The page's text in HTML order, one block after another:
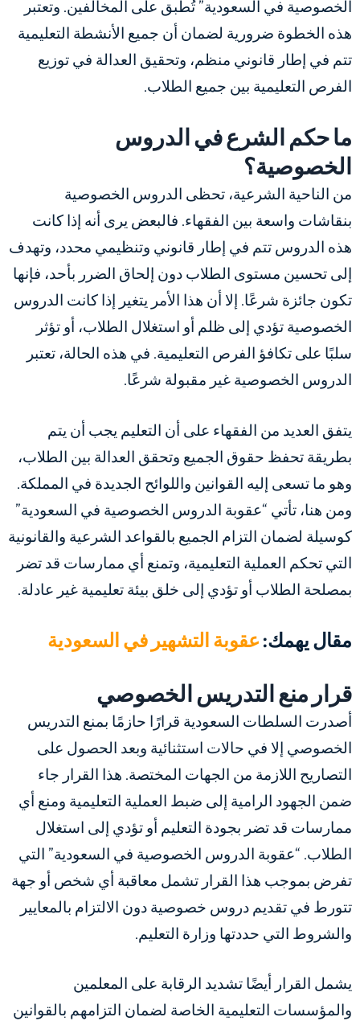
الخصوصية في السعودية” تُطبق على المخالفين. وتعتبر
هذه الخطوة ضرورية لضمان أن جميع الأنشطة التعليمية
تتم في إطار قانوني منظم، وتحقيق العدالة في توزيع
الفرص التعليمية بين جميع الطلاب.
ما حكم الشرع في الدروس
الخصوصية؟
من الناحية الشرعية، تحظى الدروس الخصوصية
بنقاشات واسعة بين الفقهاء. فالبعض يرى أنه إذا كانت
هذه الدروس تتم في إطار قانوني وتنظيمي محدد، وتهدف
إلى تحسين مستوى الطلاب دون إلحاق الضرر بأحد، فإنها
تكون جائزة شرعًا. إلا أن هذا الأمر يتغير إذا كانت الدروس
الخصوصية تؤدي إلى ظلم أو استغلال الطلاب، أو تؤثر
سلبًا على تكافؤ الفرص التعليمية. في هذه الحالة، تعتبر
الدروس الخصوصية غير مقبولة شرعًا.
يتفق العديد من الفقهاء على أن التعليم يجب أن يتم
بطريقة تحفظ حقوق الجميع وتحقق العدالة بين الطلاب،
وهو ما تسعى إليه القوانين واللوائح الجديدة في المملكة.
ومن هنا، تأتي “عقوبة الدروس الخصوصية في السعودية”
كوسيلة لضمان التزام الجميع بالقواعد الشرعية والقانونية
التي تحكم العملية التعليمية، وتمنع أي ممارسات قد تضر
بمصلحة الطلاب أو تؤدي إلى خلق بيئة تعليمية غير عادلة.
مقال يهمك: عقوبة التشهير في السعودية
قرار منع التدريس الخصوصي
أصدرت السلطات السعودية قرارًا حازمًا بمنع التدريس
الخصوصي إلا في حالات استثنائية وبعد الحصول على
التصاريح اللازمة من الجهات المختصة. هذا القرار جاء
ضمن الجهود الرامية إلى ضبط العملية التعليمية ومنع أي
ممارسات قد تضر بجودة التعليم أو تؤدي إلى استغلال
الطلاب. “عقوبة الدروس الخصوصية في السعودية” التي
تفرض بموجب هذا القرار تشمل معاقبة أي شخص أو جهة
تتورط في تقديم دروس خصوصية دون الالتزام بالمعايير
والشروط التي حددتها وزارة التعليم.
يشمل القرار أيضًا تشديد الرقابة على المعلمين
والمؤسسات التعليمية الخاصة لضمان التزامهم بالقوانين